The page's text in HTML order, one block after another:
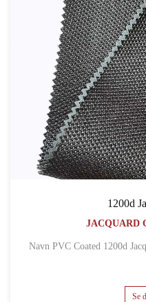
1200d
JACQUARD
Navn PVC Coated
Se